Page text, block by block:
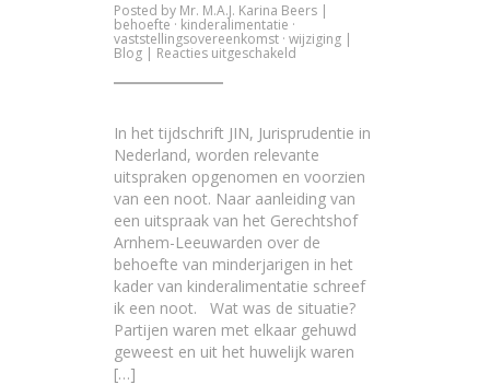
Posted by Mr. M.A.J. Karina Beers |
behoefte· kinderalimentatie ·
vaststellingsovereenkomst · wijziging |
Blog | Reacties uitgeschakeld voor
een
eerder
overeengekomen
behoefte
van
de
kinderen?
In het tijdschrift JIN, Jurisprudentie in
Nederland, worden relevante
uitspraken opgenomen en voorzien
van een noot. Naar aanleiding van
een uitspraak van het Gerechtshof
Arnhem-Leeuwarden over de
behoefte van minderjarigen in het
kader van kinderalimentatie schreef
ik een noot. Wat was de situatie?
Partijen waren met elkaar gehuwd
geweest en uit het huwelijk waren
[…]